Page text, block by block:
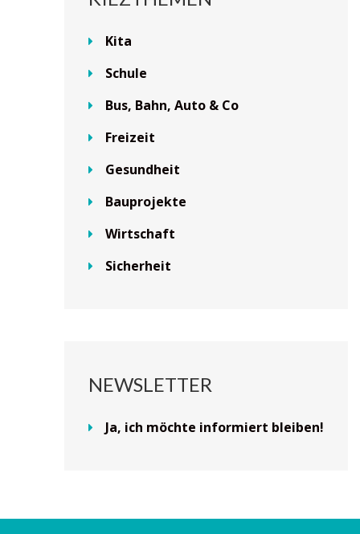
Kita
Schule
Bus, Bahn, Auto & Co
Freizeit
Gesundheit
Bauprojekte
Wirtschaft
Sicherheit
NEWSLETTER
Ja, ich möchte informiert bleiben!